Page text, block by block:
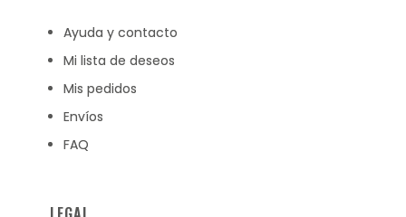
Ayuda y contacto
Mi lista de deseos
Mis pedidos
Envíos
FAQ